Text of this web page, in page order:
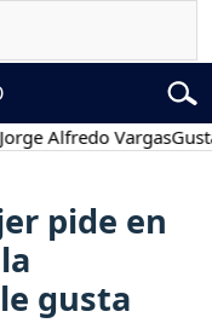
VargasGustavo
pide en
gusta